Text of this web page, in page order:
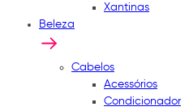
Xantinas
Beleza
Cabelos
Acessórios
Condicionador